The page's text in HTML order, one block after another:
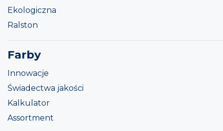
Ekologiczna
Ralston
Farby
Innowacje
Świadectwa jakości
Kalkulator
Assortment